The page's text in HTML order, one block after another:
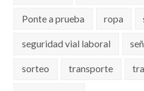
Ponte a prueba ropa
seguridad vial laboral
sorteo transporte